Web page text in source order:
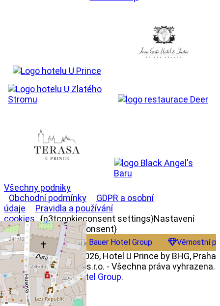
Všechny podniky
Obchodní podmínky
GDPR a osobní
údaje
Pravidla a používání
cookies {n3tcookieconsent settings}Nastavení
cookies{/n3tcookieconsent}
Bauer Hotel Group Věrnostní
Copyright © 2022 - 2026, Hotel U Prince by BHG, Praha
centrum - BHG Princ s.r.o. - Všechna práva vyhrazena.
Member ofBauer Hotel Group.
×